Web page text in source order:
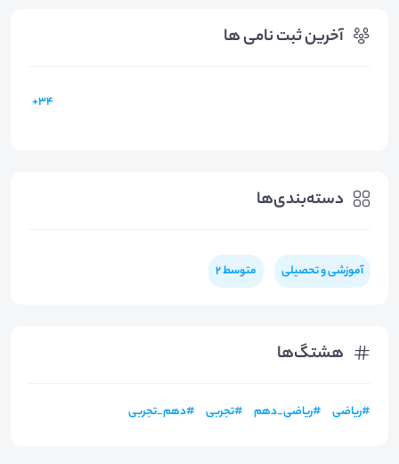
آخرین ثبت نامی ها
34+
دسته‌بندی‌ها
آموزشی و تحصیلی متوسط 2
هشتگ‌ها
#ریاضی #ریاضی_دهم #تجربی #دهم_تجربی